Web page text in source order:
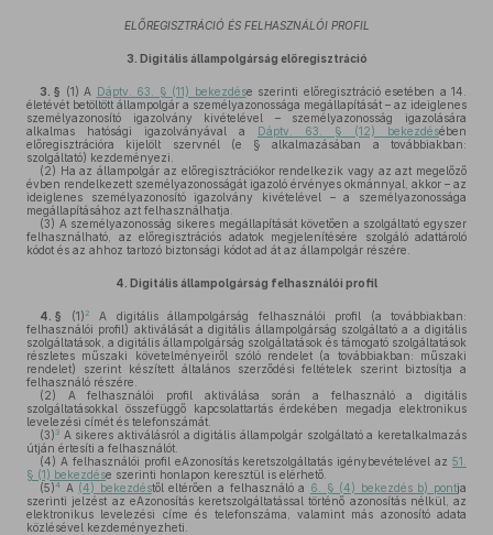
ELŐREGISZTRÁCIÓ ÉS FELHASZNÁLÓI PROFIL
3. Digitális állampolgárság előregisztráció
3. § (1) A Dáptv. 63. § (11) bekezdése szerinti előregisztráció esetében a 14.
életévét betöltött állampolgár a személyazonossága megállapítását – az ideiglenes
személyazonosító igazolvány kivételével – személyazonosság igazolására
alkalmas hatósági igazolványával a Dáptv. 63. § (12) bekezdésében
előregisztrációra kijelölt szervnél (e § alkalmazásában a továbbiakban:
szolgáltató) kezdeményezi.
(2) Ha az állampolgár az előregisztrációkor rendelkezik vagy az azt megelőző
évben rendelkezett személyazonosságát igazoló érvényes okmánnyal, akkor – az
ideiglenes személyazonosító igazolvány kivételével – a személyazonossága
megállapításához azt felhasználhatja.
(3) A személyazonosság sikeres megállapítását követően a szolgáltató egyszer
felhasználható, az előregisztrációs adatok megjelenítésére szolgáló adattároló
kódot és az ahhoz tartozó biztonsági kódot ad át az állampolgár részére.
4. Digitális állampolgárság felhasználói profil
4. § (1) 2
A digitális állampolgárság felhasználói profil (a továbbiakban:
felhasználói profil) aktiválását a digitális állampolgárság szolgáltató a a digitális
szolgáltatások, a digitális állampolgárság szolgáltatások és támogató szolgáltatások
részletes műszaki követelményeiről szóló rendelet (a továbbiakban: műszaki
rendelet) szerint készített általános szerződési feltételek szerint biztosítja a
felhasználó részére.
(2) A felhasználói profil aktiválása során a felhasználó a digitális
szolgáltatásokkal összefüggő kapcsolattartás érdekében megadja elektronikus
levelezési címét és telefonszámát.
(3) 3 A sikeres aktiválásról a digitális állampolgár szolgáltató a keretalkalmazás
útján értesíti a felhasználót.
(4) A felhasználói profil eAzonosítás keretszolgáltatás igénybevételével az 51.
§ (1) bekezdése szerinti honlapon keresztül is elérhető.
(5)4 A (4) bekezdéstől eltérően a felhasználó a 6. § (4) bekezdés b) pontja
szerinti jelzést az eAzonosítás keretszolgáltatással történő azonosítás nélkül, az
elektronikus levelezési címe és telefonszáma, valamint más azonosító adata
közlésével kezdeményezheti.